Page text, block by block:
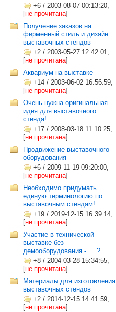
+6 / 2003-08-07 00:13:20,
[не прочитана]
Получение заказов на
фирменный стиль и дизайн
выставочных стендов
+2 / 2003-05-27 12:42:01,
[не прочитана]
Аквариум на выставке
+14 / 2003-06-02 16:56:59,
[не прочитана]
Очень нужна оригинальная
идея для выставочного
стенда!
+17 / 2008-03-18 11:10:25,
[не прочитана]
Продвижение выставочного
оборудования
+6 / 2009-11-19 09:20:00,
[не прочитана]
Необходимо придумать
единую терминологию по
выставочным стендам!
+19 / 2019-12-15 16:39:14,
[не прочитана]
Участие в технической
выставке без
демооборудования - ... ?
+8 / 2004-03-28 15:34:55,
[не прочитана]
Материалы для изготовления
выставочных стендов
+2 / 2014-12-15 14:41:59,
[не прочитана]